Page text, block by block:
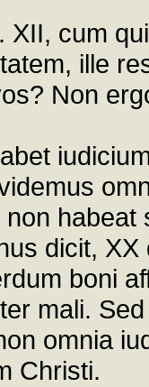
XII, cum
ille
Non
dicit,
boni
mali.
omnia
Christi.